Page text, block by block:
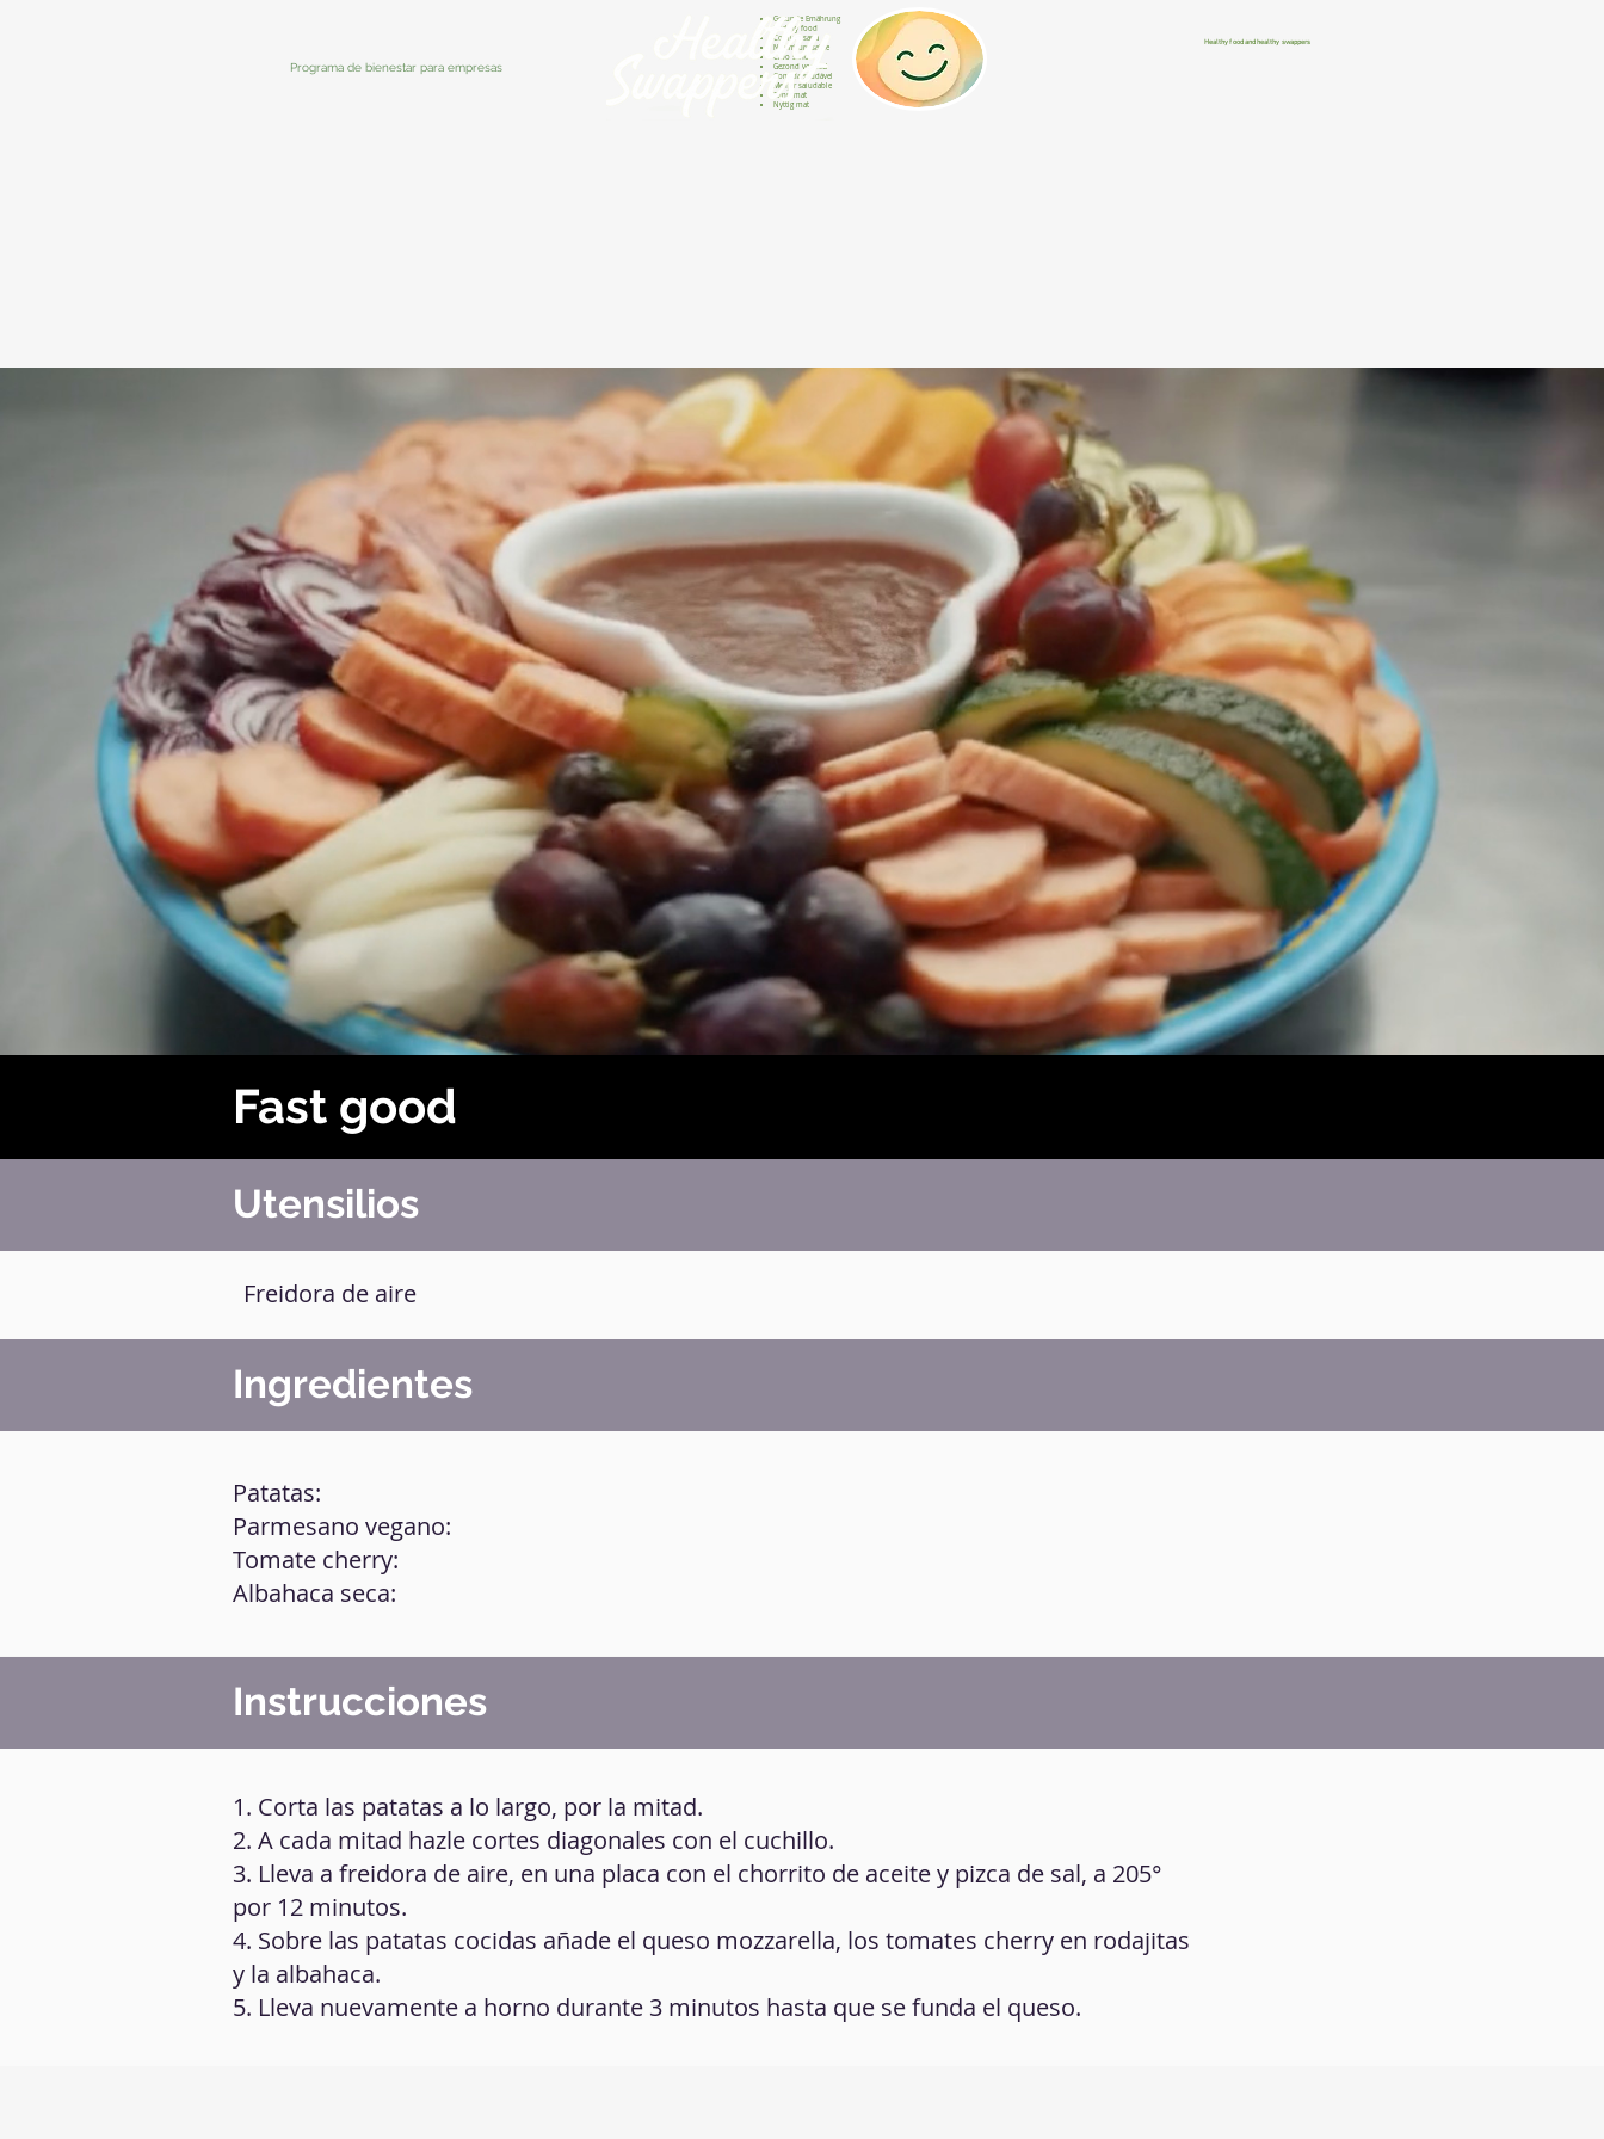
Programa de bienestar para empresas
Gesunde Ernährung
Healthy food
Comida sana
Nourriture saine
Cibo sano
Gezond voedsel
Comida saudável
Menjar saludable
Sunn mat
Nyttig mat
Healthy food and healthy swappers
Fast good
Utensilios
Freidora de aire
Ingredientes
Patatas:
Parmesano vegano:
Tomate cherry:
Albahaca seca:
Instrucciones
1. Corta las patatas a lo largo, por la mitad.
2. A cada mitad hazle cortes diagonales con el cuchillo.
3. Lleva a freidora de aire, en una placa con el chorrito de aceite y pizca de sal, a 205°
por 12 minutos.
4. Sobre las patatas cocidas añade el queso mozzarella, los tomates cherry en rodajitas
y la albahaca.
5. Lleva nuevamente a horno durante 3 minutos hasta que se funda el queso.